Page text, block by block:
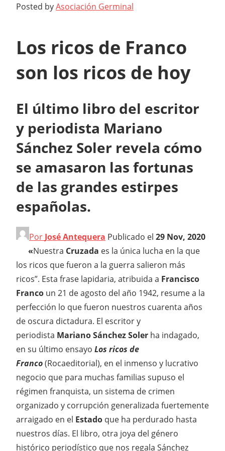
Posted byAsociación Germinal
Los ricos de Franco
son los ricos de hoy
El último libro del escritor
y periodista Mariano
Sánchez Soler revela cómo
se amasaron las fortunas
de las grandes estirpes
españolas.
Por José Antequera Publicado el 29 Nov, 2020
«Nuestra Cruzada es la única lucha en la que
los ricos que fueron a la guerra salieron más
ricos”. Esta frase lapidaria, atribuida a Francisco
Franco un 21 de agosto del año 1942, resume a la
perfección lo que fueron nuestros cuarenta años
de oscura dictadura. El escritor y
periodista Mariano Sánchez Soler ha indagado,
en su último ensayo Los ricos de
Franco(Rocaeditorial), en el inmenso y lucrativo
negocio que para muchas familias supuso el
régimen franquista, un sistema de crimen
organizado y corrupción generalizada fuertemente
arraigado en el Estado que ha perdurado hasta
nuestros días. El libro, otra joya del género
histórico periodístico que nos regala Sánchez